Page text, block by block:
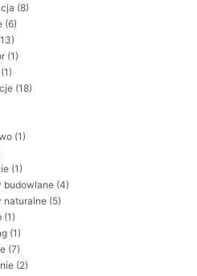
(8)
(6)
(1)
(1)
(18)
(1)
(1)
budowlane (4)
naturalne (5)
(1)
(1)
(7)
(2)